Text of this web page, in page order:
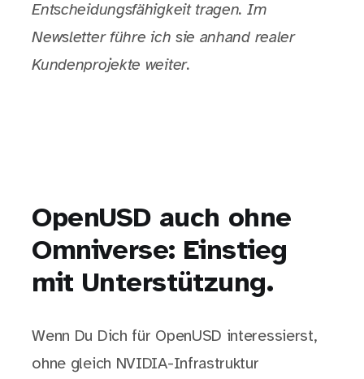
Entscheidungsfähigkeit tragen. Im
Newsletter führe ich sie anhand realer
Kundenprojekte weiter.
OpenUSD auch ohne
Omniverse: Einstieg
mit Unterstützung.
Wenn Du Dich für OpenUSD interessierst,
ohne gleich NVIDIA-Infrastruktur